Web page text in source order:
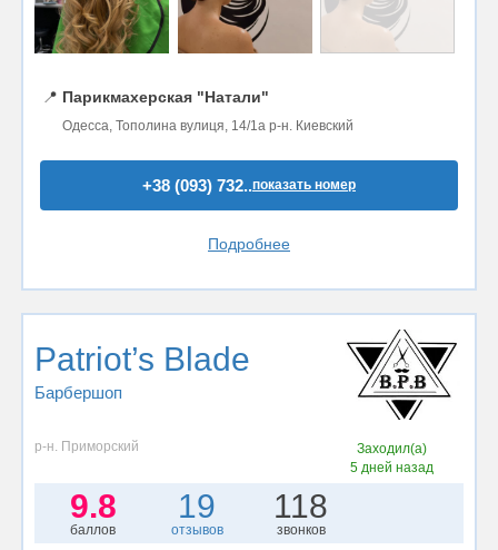
📍 Парикмахерская "Натали"
Одесса, Тополина вулиця, 14/1а р-н. Киевский
+38 (093) 732..показать номер
Подробнее
Patriot’s Blade
Барбершоп
р-н. Приморский
Заходил(а)
5 дней назад
9.8
баллов
19
отзывов
118
звонков